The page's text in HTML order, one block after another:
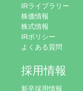
IRライブラリー
株価情報
株式情報
IRポリシー
よくある質問
採用情報
新卒採用情報